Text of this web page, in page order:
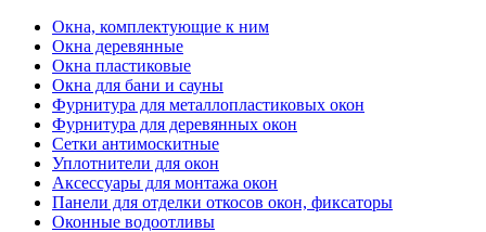
Окна, комплектующие к ним
Окна деревянные
Окна пластиковые
Окна для бани и сауны
Фурнитура для металлопластиковых окон
Фурнитура для деревянных окон
Сетки антимоскитные
Уплотнители для окон
Аксессуары для монтажа окон
Панели для отделки откосов окон, фиксаторы
Оконные водоотливы